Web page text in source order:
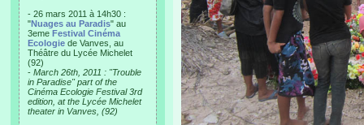
- 26 mars 2011 à 14h30 :
"Nuages au Paradis" au
3eme Festival Cinéma
Ecologie de Vanves, au
Théâtre du Lycée Michelet
(92)
- March 26th, 2011 : "Trouble
in Paradise" part of the
Cinéma Ecologie Festival 3rd
edition, at the Lycée Michelet
theater in Vanves, (92)